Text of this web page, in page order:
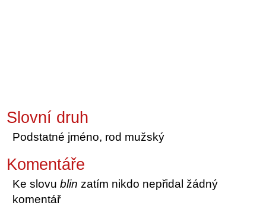
Slovní druh
Podstatné jméno, rod mužský
Komentáře
Ke slovublin zatím nikdo nepřidal žádný
komentář